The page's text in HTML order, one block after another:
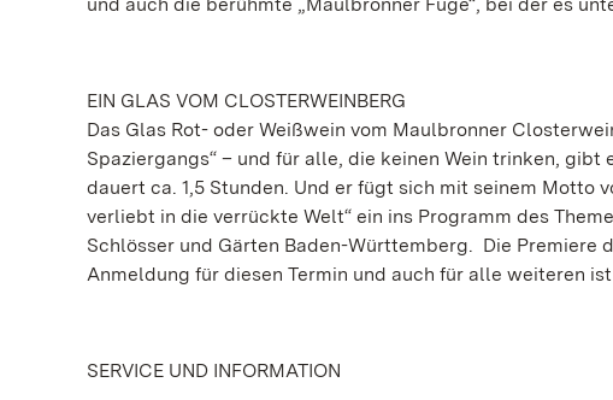
EIN GLAS VOM CLOSTERWEINBERG
Das Glas Rot- oder Weißwein vom Maulbronner
Spaziergangs“ – und für alle, die keinen Wein trinken,
dauert ca. 1,5 Stunden. Und er fügt sich mit seinem Motto
verliebt in die verrückte Welt“ ein ins Programm des
Schlösser und Gärten Baden-Württemberg. Die Premiere
Anmeldung für diesen Termin und auch für alle weiteren
SERVICE UND INFORMATION